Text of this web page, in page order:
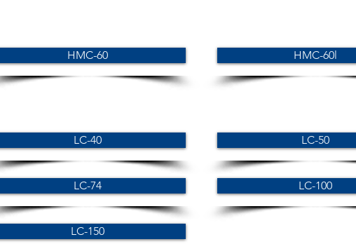
HMC-60 HMC-60l
LC-40
LC-74
LC-150
LC-50
LC-100